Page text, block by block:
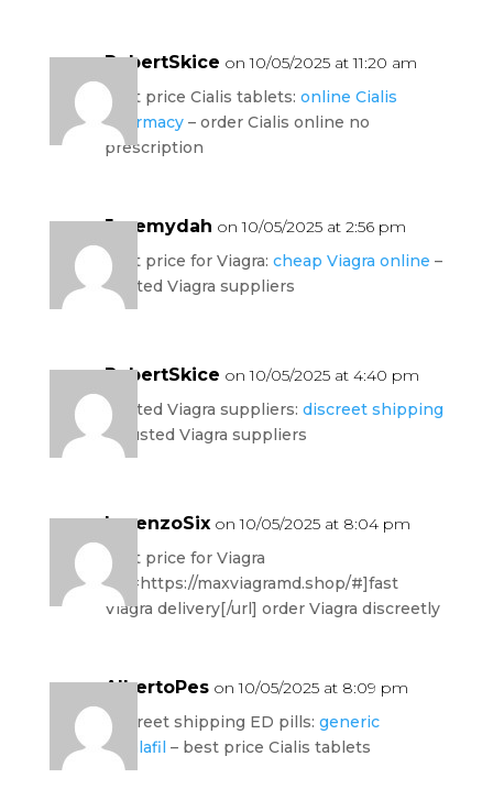
RobertSkice on 10/05/2025 at 11:20 am
best price Cialis tablets: online Cialis
pharmacy– order Cialis online no
prescription
Jeremydah on 10/05/2025 at 2:56 pm
best price for Viagra: cheap Viagra online –
trusted Viagra suppliers
RobertSkice on 10/05/2025 at 4:40 pm
trusted Viagra suppliers: discreet shipping
– trusted Viagra suppliers
LorenzoSix on 10/05/2025 at 8:04 pm
best price for Viagra
[url=https://maxviagramd.shop/#]fast
Viagra delivery[/url] order Viagra discreetly
AlbertoPes on 10/05/2025 at 8:09 pm
discreet shipping ED pills: generic
tadalafil – best price Cialis tablets